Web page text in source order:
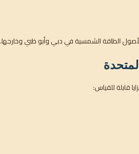
الطاقة الشمسية في دبي وأبو ظبي وخارجها.
قابلة للقياس: